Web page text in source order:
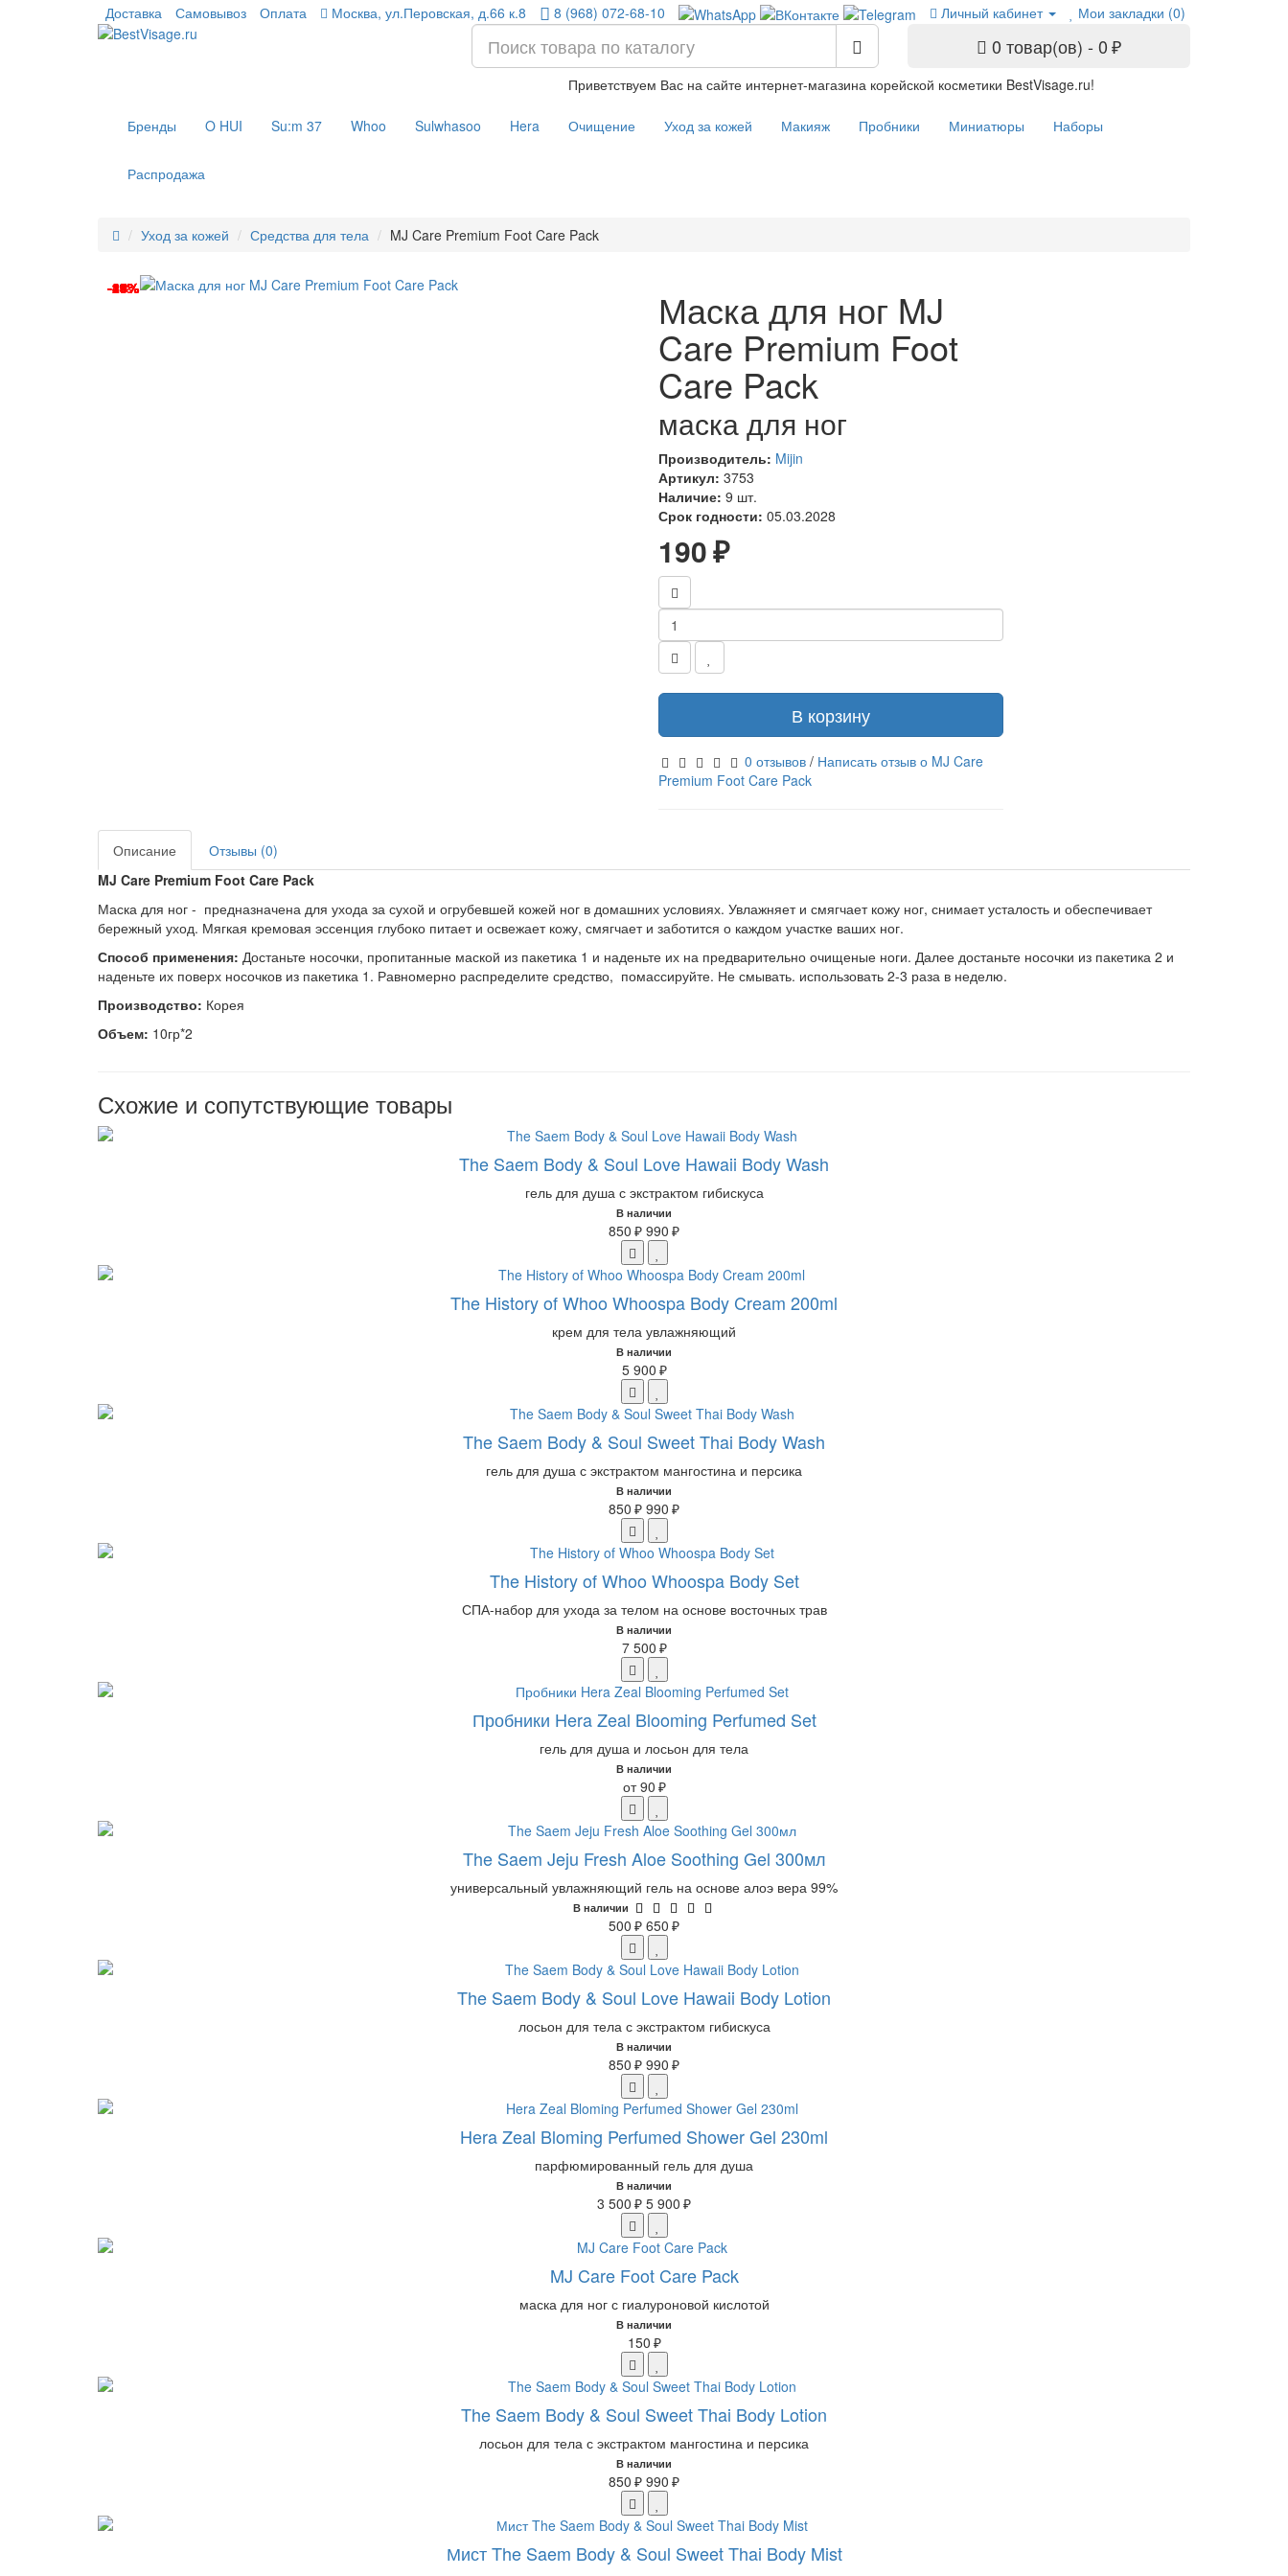
Доставка Самовывоз Оплата Москва, ул.Перовская, д.66 к.8 8 (968) 072-68-10 Личный кабинет Мои закладки (0)
0 товар(ов) - 0 ₽
Приветствуем Вас на сайте интернет-магазина корейской косметики BestVisage.ru!
Бренды O HUI Su:m 37 Whoo Sulwhasoo Hera Очищение Уход за кожей Макияж Пробники Миниатюры Наборы
Распродажа
Уход за кожей Средства для тела MJ Care Premium Foot Care Pack
Маска для ног MJ
Care Premium Foot
Care Pack
маска для ног
Производитель: Mijin
Артикул: 3753
Наличие: 9 шт.
Срок годности: 05.03.2028
190 ₽
В корзину
0 отзывов / Написать отзыв о MJ Care
Premium Foot Care Pack
Описание
Отзывы (0)
MJ Care Premium Foot Care Pack
Маска для ног - предназначена для ухода за сухой и огрубевшей кожей ног в домашних условиях. Увлажняет и смягчает кожу ног, снимает усталость и обеспечивает
бережный уход. Мягкая кремовая эссенция глубоко питает и освежает кожу, смягчает и заботится о каждом участке ваших ног.
Способ применения: Достаньте носочки, пропитанные маской из пакетика 1 и наденьте их на предварительно очищеные ноги. Далее достаньте носочки из пакетика 2 и
наденьте их поверх носочков из пакетика 1. Равномерно распределите средство, помассируйте. Не смывать. использовать 2-3 раза в неделю.
Производство: Корея
Объем: 10гр*2
Схожие и сопутствующие товары
-15%
The Saem Body & Soul Love Hawaii Body Wash
гель для душа с экстрактом гибискуса
В наличии
850 ₽ 990 ₽
The History of Whoo Whoospa Body Cream 200ml
крем для тела увлажняющий
В наличии
5 900 ₽
-15%
The Saem Body & Soul Sweet Thai Body Wash
гель для душа с экстрактом мангостина и персика
В наличии
850 ₽ 990 ₽
The History of Whoo Whoospa Body Set
СПА-набор для ухода за телом на основе восточных трав
В наличии
7 500 ₽
Пробники Hera Zeal Blooming Perfumed Set
гель для душа и лосьон для тела
В наличии
от 90 ₽
-24%
The Saem Jeju Fresh Aloe Soothing Gel 300мл
универсальный увлажняющий гель на основе алоэ вера 99%
В наличии
500 ₽ 650 ₽
-15%
The Saem Body & Soul Love Hawaii Body Lotion
лосьон для тела с экстрактом гибискуса
В наличии
850 ₽ 990 ₽
-41%
Hera Zeal Bloming Perfumed Shower Gel 230ml
парфюмированный гель для душа
В наличии
3 500 ₽ 5 900 ₽
MJ Care Foot Care Pack
маска для ног с гиалуроновой кислотой
В наличии
150 ₽
-15%
The Saem Body & Soul Sweet Thai Body Lotion
лосьон для тела с экстрактом мангостина и персика
В наличии
850 ₽ 990 ₽
-8%
Мист The Saem Body & Soul Sweet Thai Body Mist
-10%
-29%